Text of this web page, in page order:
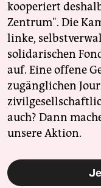
kooperiert
Zentrum". Die
linke,
solidarischen
auf. Eine offene
zugänglichen
auch? Dann
unsere Aktion.